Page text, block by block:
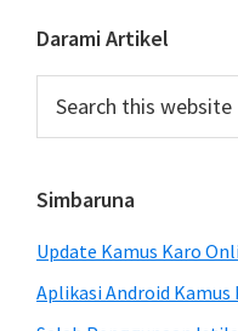
Primary
Sidebar
Darami Artikel
this
Simbaruna
Update Kamus Karo
Aplikasi Android Kamus